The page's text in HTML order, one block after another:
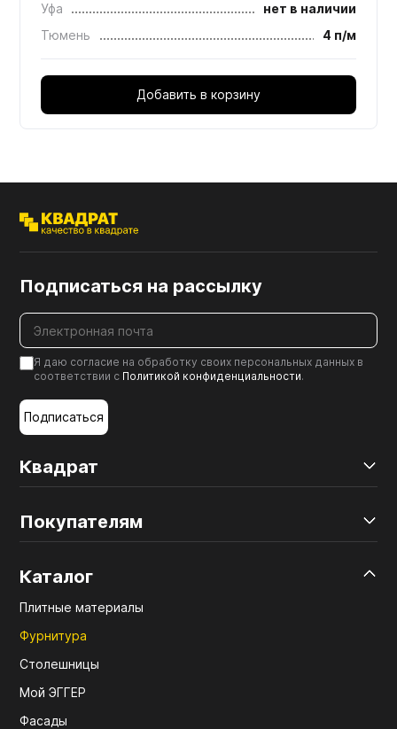
Уфа
нет в наличии
Тюмень
4 п/м
Добавить в корзину
Квадрат
Покупателям
Каталог
Плитные материалы
Фурнитура
Столешницы
Мой ЭГГЕР
Фасады
Подписаться на рассылку
Я даю согласие на обработку своих персональных данных в
соответствии с Политикой конфиденциальности.
Подписаться